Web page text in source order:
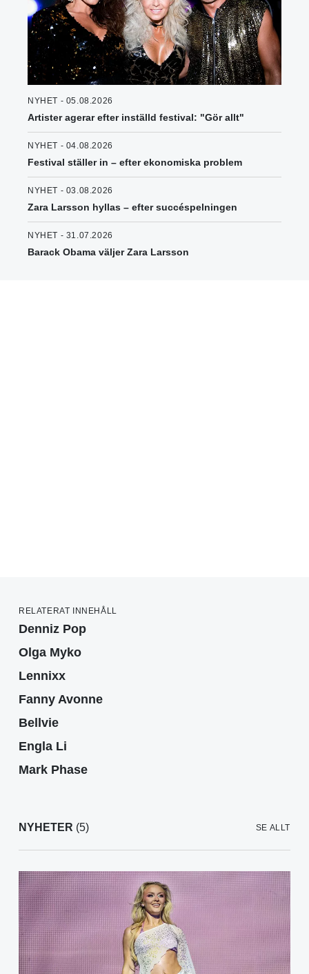
NYHET - 05.08.2026
Artister agerar efter inställd festival: "Gör allt"
NYHET - 04.08.2026
Festival ställer in – efter ekonomiska problem
NYHET - 03.08.2026
Zara Larsson hyllas – efter succéspelningen
NYHET - 31.07.2026
Barack Obama väljer Zara Larsson
RELATERAT INNEHÅLL
Denniz Pop
Olga Myko
Lennixx
Fanny Avonne
Bellvie
Engla Li
Mark Phase
NYHETER (5) SE ALLT